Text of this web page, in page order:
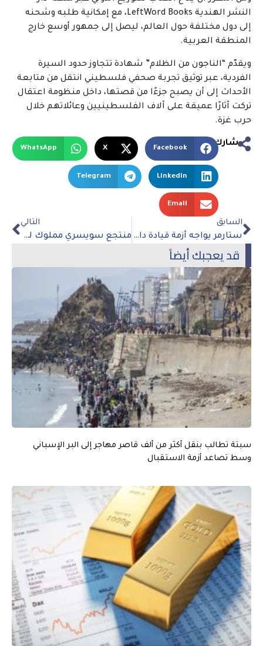
النشر الهندية LeftWord Books، مع إمكانية طلبه وشحنه
إلى دول مختلفة حول العالم، ليصل إلى جمهور أوسع خارج
المنطقة العربية.
ويقدّم “الناجون من الظلام” شهادة تتجاوز حدود السيرة
الفردية، عبر توثيق تجربة صحفي فلسطيني انتقل من متابعة
الأحداث إلى أن يصبح جزءًا من قصتها، داخل منظومة اعتقال
تركت آثارًا عميقة على آلاف الفلسطينيين وعائلاتهم خلال
حرب غزة.
شارك
Facebook
X
WhatsApp
LinkedIn
Telegram
Email
السابق
ستارمر يواجه أزمة قيادة داخل حزب العمال بعد صعود بورنهام وازدياد الضغوط لتنحيه
التالي
منتجع سويسري مملوك لقطر يتحول إلى منصة للمحادثات الأمريكية الإيرانية الحساسة
قد يعجبك أيضاً
سبتة تطالب بنقل أكثر من ألف قاصر مهاجر إلى البر الإسباني
وسط تصاعد أزمة الاستقبال